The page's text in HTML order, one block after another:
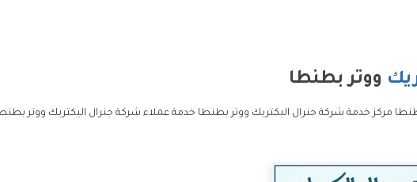
ووتر بطنطا
مركز خدمة شركة جنرال اليكتريك ووتر بطنطا خدمة عملاء شركة جنرال اليكتريك ووتر